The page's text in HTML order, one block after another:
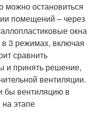
можно остановиться
помещений – через
окна
3 режимах, включая
сравнить
и принять решение,
вентиляции.
бы вентиляцию в
этапе